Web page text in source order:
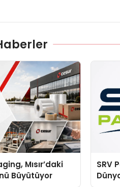
Mısır’daki
Büyütüyor
SRV